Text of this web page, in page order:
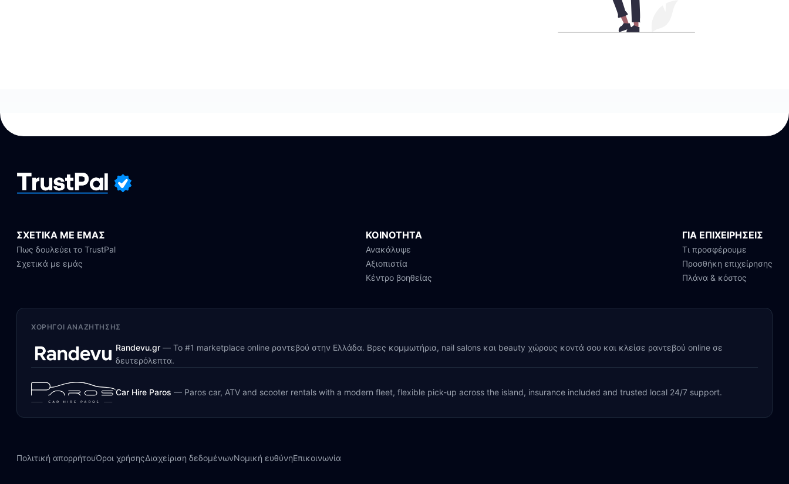
ΣΧΕΤΙΚΑ ΜΕ ΕΜΑΣ
Πως δουλεύει το TrustPal
Σχετικά με εμάς
ΚΟΙΝΟΤΗΤΑ
Ανακάλυψε
Αξιοπιστία
Κέντρο βοηθείας
ΓΙΑ ΕΠΙΧΕΙΡΗΣΕΙΣ
Τι προσφέρουμε
Προσθήκη επιχείρησης
Πλάνα & κόστος
ΧΟΡΗΓΟΊ ΑΝΑΖΉΤΗΣΗΣ
Randevu.gr — Το #1 marketplace online ραντεβού στην Ελλάδα. Βρες κομμωτήρια, nail salons και beauty χώρους κοντά σου και κλείσε ραντεβού online σε
δευτερόλεπτα.
Car Hire Paros — Paros car, ATV and scooter rentals with a modern fleet, flexible pick-up across the island, insurance included and trusted local 24/7 support.
Πολιτική απορρήτουΌροι χρήσηςΔιαχείριση δεδομένωνΝομική ευθύνηΕπικοινωνία